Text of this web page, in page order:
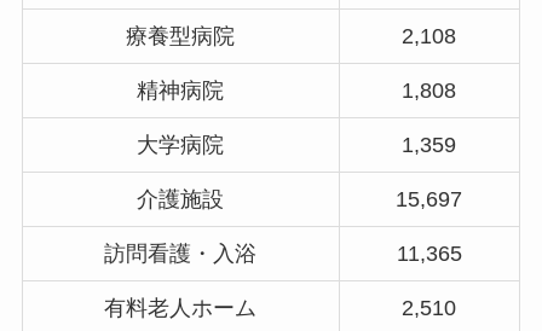
療養型病院 2,108
精神病院 1,808
大学病院 1,359
介護施設 15,697
訪問看護・入浴 11,365
有料老人ホーム 2,510